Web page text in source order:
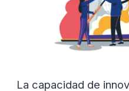
La capacidad de